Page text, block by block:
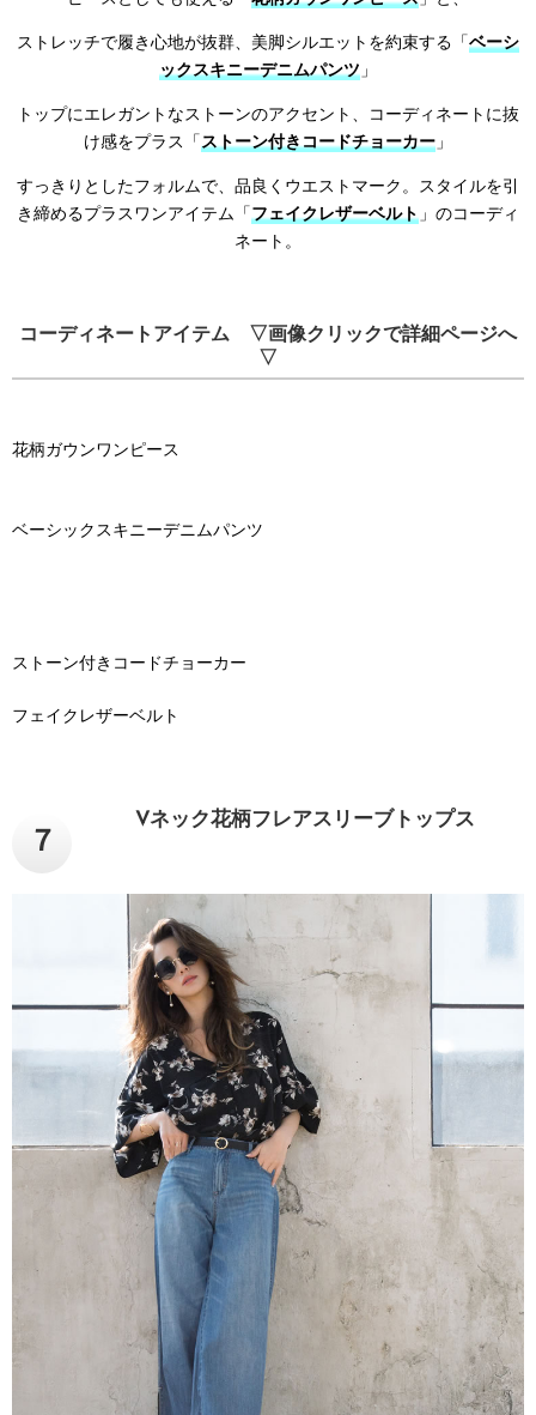
ストレッチで履き心地が抜群、美脚シルエットを約束する「 ベーシ
ックスキニーデニムパンツ」
トップにエレガントなストーンのアクセント、コーディネートに抜
け感をプラス「 ストーン付きコードチョーカー」
すっきりとしたフォルムで、品良くウエストマーク。スタイルを引
き締めるプラスワンアイテム「 フェイクレザーベルト」のコーディ
ネート。
コーディネートアイテム ▽画像クリックで詳細ページへ
▽
花柄ガウンワンピース
ベーシックスキニーデニムパンツ
ストーン付きコードチョーカー
フェイクレザーベルト
７
Vネック花柄フレアスリーブトップス